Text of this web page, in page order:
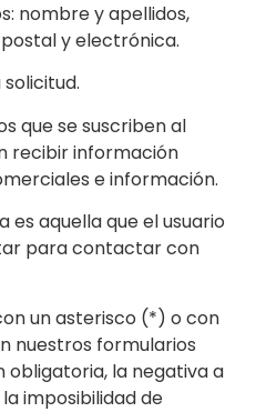
nombre y apellidos,
y electrónica.
que se suscriben al
recibir información
les e información.
es aquella que el usuario
para contactar con
un asterisco (*) o con
nuestros formularios
la negativa a
imposibilidad de